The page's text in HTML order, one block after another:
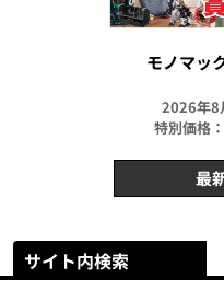
モノマッ
2026年8
特別価格
最
サイト内検索